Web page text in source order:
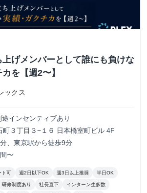
げメンバーとして誰にも負けな
を【週2〜】
ックス
インセンティブあり
町３丁目３−１６ 日本橋室町ビル 4F
、東京駅から徒歩9分
〜
ト可 週2日以下OK 週3日以上推奨 半日OK
研修制度あり 社長直下 インターン生多数